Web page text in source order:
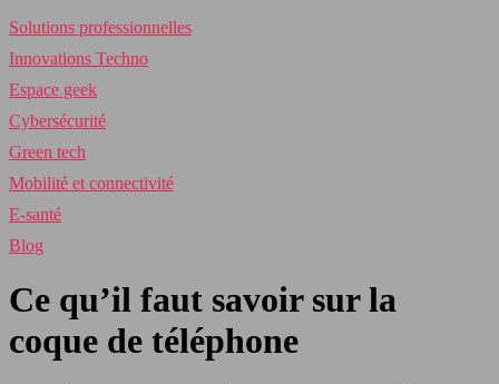
Solutions professionnelles
Innovations Techno
Espace geek
Cybersécurité
Green tech
Mobilité et connectivité
E-santé
Blog
Ce qu’il faut savoir sur la
coque de téléphone